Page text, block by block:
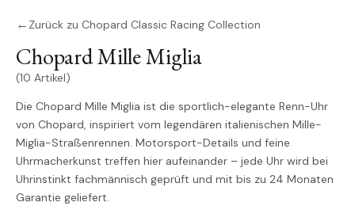
← Zurück zu Chopard Classic Racing Collection
Chopard Mille Miglia
(10 Artikel)
Die Chopard Mille Miglia ist die sportlich-elegante Renn-Uhr
von Chopard, inspiriert vom legendären italienischen Mille-
Miglia-Straßenrennen. Motorsport-Details und feine
Uhrmacherkunst treffen hier aufeinander – jede Uhr wird bei
Uhrinstinkt fachmännisch geprüft und mit bis zu 24 Monaten
Garantie geliefert.